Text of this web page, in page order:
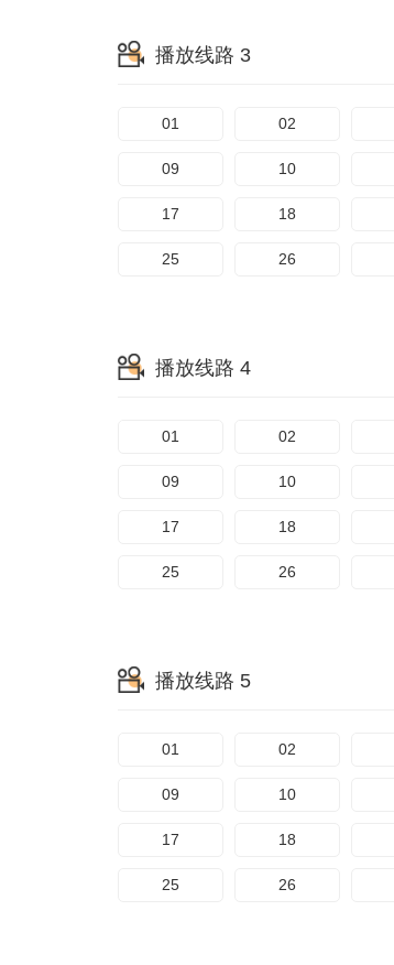
播放线路 3
01 02
09 10
17 18
25 26
播放线路 4
01 02
09 10
17 18
25 26
播放线路 5
01 02
09 10
17 18
25 26